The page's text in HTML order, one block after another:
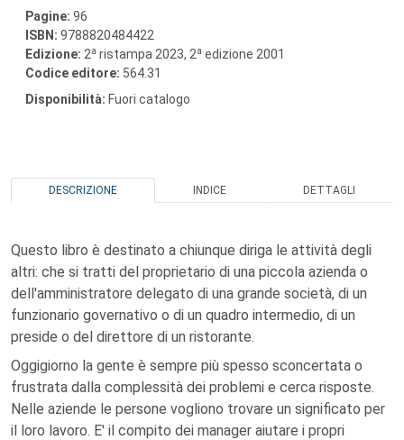
Pagine: 96
ISBN: 9788820484422
Edizione: 2a ristampa 2023, 2a edizione 2001
Codice editore: 564.31
Disponibilità: Fuori catalogo
DESCRIZIONE INDICE DETTAGLI
Questo libro è destinato a chiunque diriga le attività degli
altri: che si tratti del proprietario di una piccola azienda o
dell'amministratore delegato di una grande società, di un
funzionario governativo o di un quadro intermedio, di un
preside o del direttore di un ristorante.
Oggigiorno la gente è sempre più spesso sconcertata o
frustrata dalla complessità dei problemi e cerca risposte.
Nelle aziende le persone vogliono trovare un significato per
il loro lavoro. E' il compito dei manager aiutare i propri